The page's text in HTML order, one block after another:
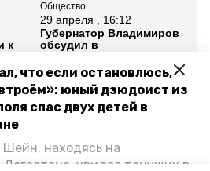
что если остановлюсь,
юный дзюдоист из
спас двух детей в
находясь на
Дегестане, увидел тонущих в
к
Общество
29 апреля , 16:12
Губернатор Владимиров
обсудил в
проведение 9 Мая на
Ставрополье
памятника